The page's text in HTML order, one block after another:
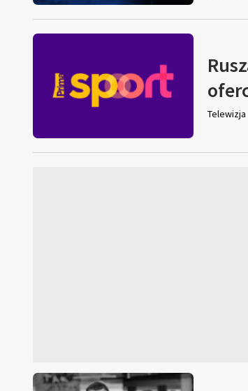
Telewizja